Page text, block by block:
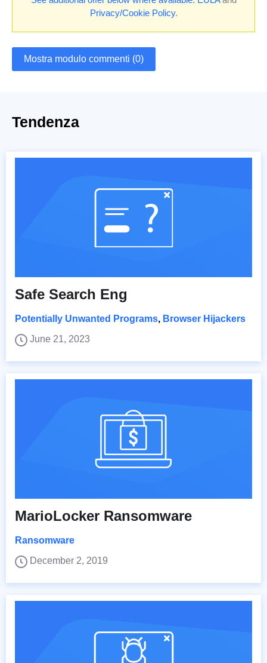
Privacy/Cookie Policy.
Mostra modulo commenti (0)
Tendenza
Safe Search Eng
Potentially Unwanted Programs, Browser Hijackers
June 21, 2023
MarioLocker Ransomware
Ransomware
December 2, 2019